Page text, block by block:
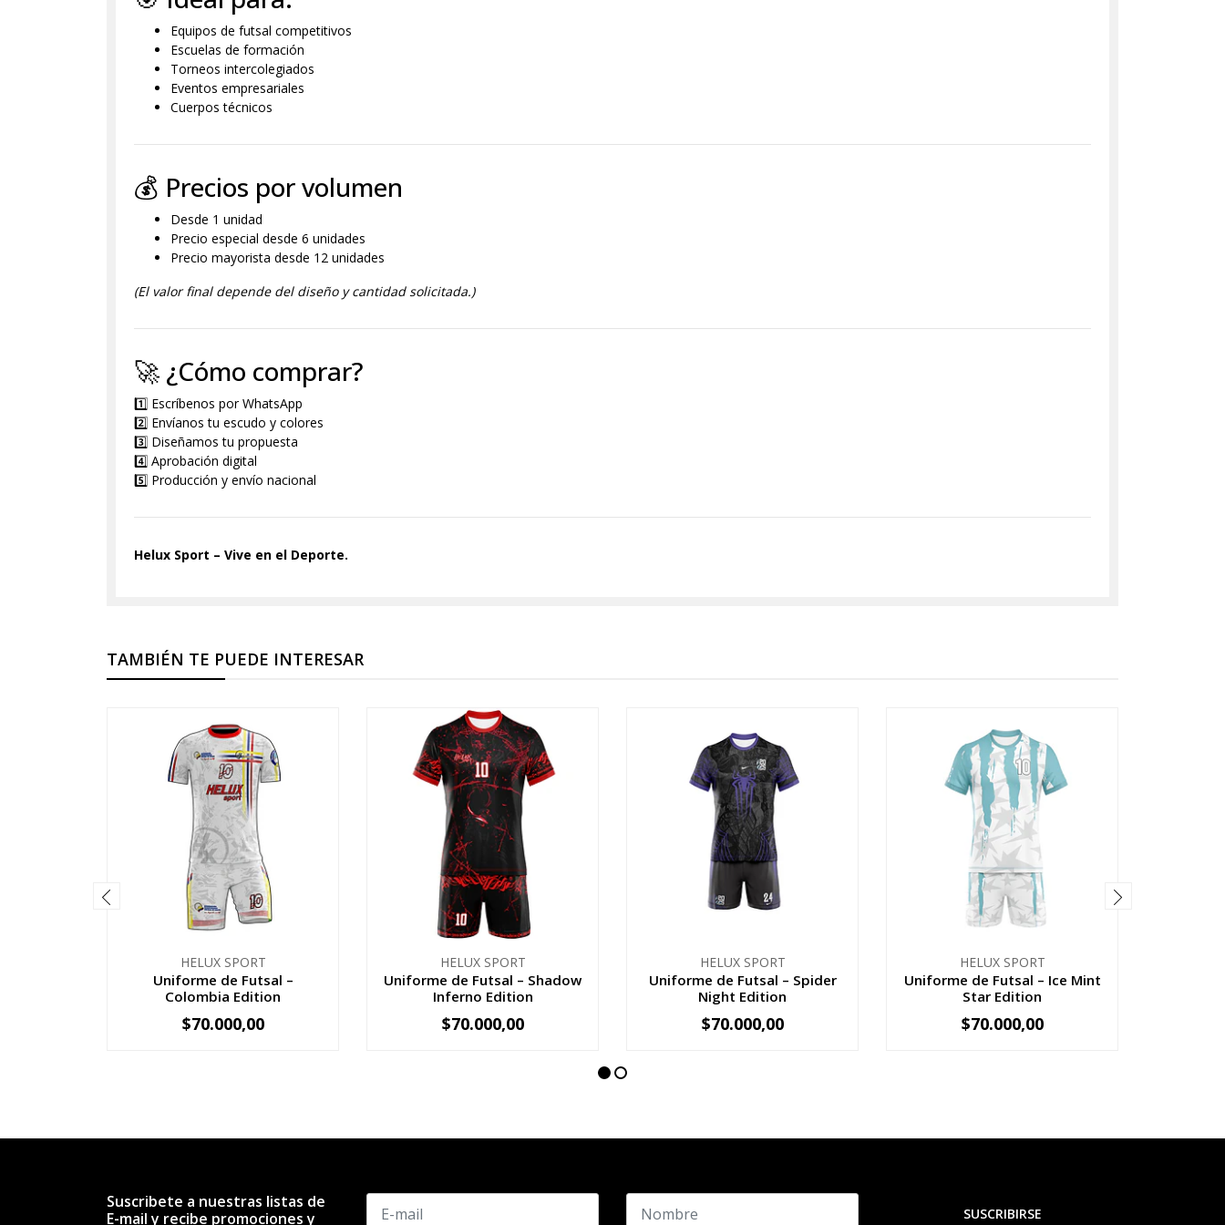
Equipos de futsal competitivos
Escuelas de formación
Torneos intercolegiados
Eventos empresariales
Cuerpos técnicos
💰 Precios por volumen
Desde 1 unidad
Precio especial desde 6 unidades
Precio mayorista desde 12 unidades
(El valor final depende del diseño y cantidad solicitada.)
🚀 ¿Cómo comprar?
1️⃣ Escríbenos por WhatsApp
2️⃣ Envíanos tu escudo y colores
3️⃣ Diseñamos tu propuesta
4️⃣ Aprobación digital
5️⃣ Producción y envío nacional
Helux Sport – Vive en el Deporte.
TAMBIÉN TE PUEDE INTERESAR
HELUX SPORT
Uniforme de Futsal –
Colombia Edition
VER OPCIONES
$70.000,00
HELUX SPORT
Uniforme de Futsal – Shadow
Inferno Edition
VER OPCIONES
$70.000,00
HELUX SPORT
Uniforme de Futsal – Spider
Night Edition
VER OPCIONES
$70.000,00
HELUX SPORT
Uniforme de Futsal – Ice Mint
Star Edition
VER OPCIONES
$70.000,00
Suscribete a nuestras listas de
E-mail y recibe promociones y
SUSCRIBIRSE